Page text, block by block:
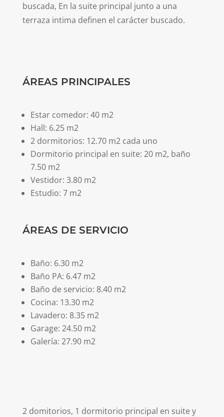
buscada, En la suite principal junto a una
terraza intima definen el carácter buscado.
ÁREAS PRINCIPALES
Estar comedor: 40 m2
Hall: 6.25 m2
2 dormitorios: 12.70 m2 cada uno
Dormitorio principal en suite: 20 m2, baño
7.50 m2
Vestidor: 3.80 m2
Estudio: 7 m2
ÁREAS DE SERVICIO
Baño: 6.30 m2
Baño PA: 6.47 m2
Baño de servicio: 8.40 m2
Cocina: 13.30 m2
Lavadero: 8.35 m2
Garage: 24.50 m2
Galería: 27.90 m2
2 domitorios, 1 dormitorio principal en suite y